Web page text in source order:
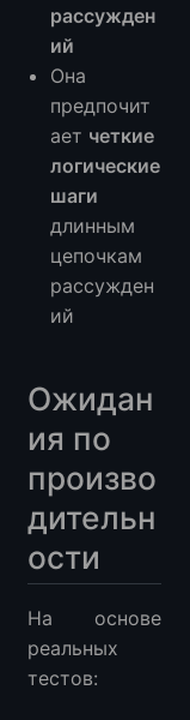
рассужден
ий
Она
предпочит
ает четкие
логические
шаги
длинным
цепочкам
рассужден
ий
Ожидан
ия по
произво
дительн
ости
На основе
реальных
тестов: